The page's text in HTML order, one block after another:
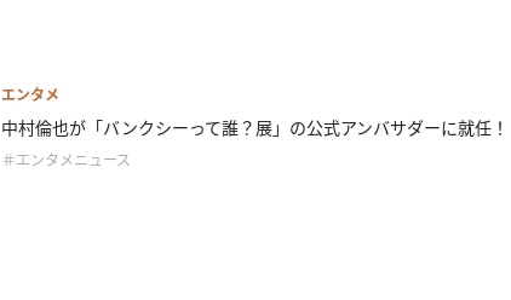
エンタメ
中村倫也が「バンクシーって誰？展」の公式アンバサダーに就任！
＃エンタメニュース